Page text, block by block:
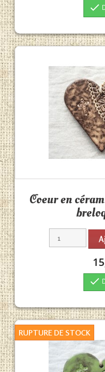

Coeur en

RUPTURE DE STOCK